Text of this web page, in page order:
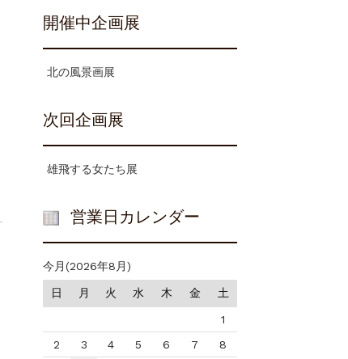
開催中企画展
北の風景画展
次回企画展
雄飛する女たち展
営業日カレンダー
今月(2026年8月)
日 月 火 水 木 金 土
1
2
3 4 5 6 7
8